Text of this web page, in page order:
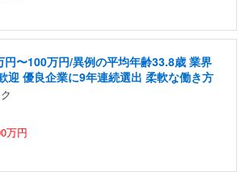
円〜100万円/異例の平均年齢33.8歳 業界
迎 優良企業に9年連続選出 柔軟な働き方
万円